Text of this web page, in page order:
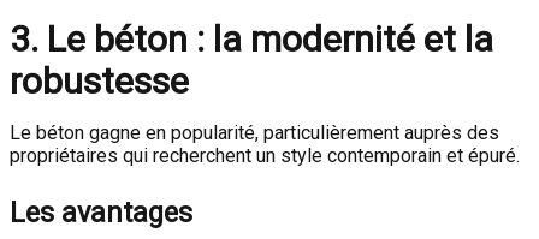
3. Le béton : la modernité et la
robustesse
Le béton gagne en popularité, particulièrement auprès des
propriétaires qui recherchent un style contemporain et épuré.
Les avantages